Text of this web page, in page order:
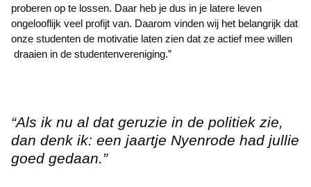
proberen op te lossen. Daar heb je dus in je latere leven
ongelooflijk veel profijt van. Daarom vinden wij het belangrijk dat
onze studenten de motivatie laten zien dat ze actief mee willen
draaien in de studentenvereniging.”
“Als ik nu al dat geruzie in de politiek zie,
dan denk ik: een jaartje Nyenrode had jullie
goed gedaan.”